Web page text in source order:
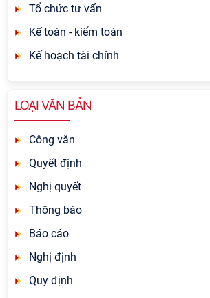
Tổ chức tư vấn
Kế toán - kiểm toán
Kế hoạch tài chính
LOẠI VĂN BẢN
Công văn
Quyết định
Nghị quyết
Thông báo
Báo cáo
Nghị định
Quy định